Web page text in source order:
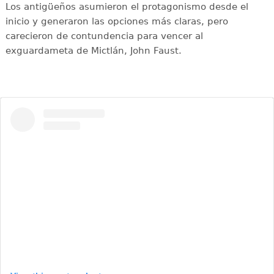
Los antigüeños asumieron el protagonismo desde el
inicio y generaron las opciones más claras, pero
carecieron de contundencia para vencer al
exguardameta de Mictlán, John Faust.